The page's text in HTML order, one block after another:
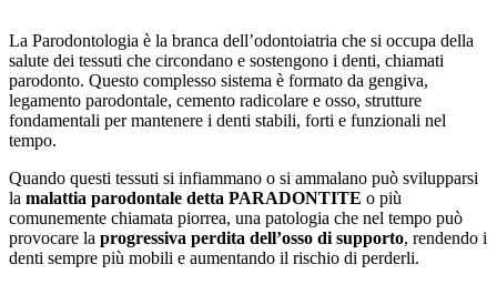
La Parodontologia è la branca dell’odontoiatria che si occupa della
salute dei tessuti che circondano e sostengono i denti, chiamati
parodonto. Questo complesso sistema è formato da gengiva,
legamento parodontale, cemento radicolare e osso, strutture
fondamentali per mantenere i denti stabili, forti e funzionali nel
tempo.
Quando questi tessuti si infiammano o si ammalano può svilupparsi
la malattia parodontale detta PARADONTITE o più
comunemente chiamata piorrea, una patologia che nel tempo può
provocare la progressiva perdita dell’osso di supporto, rendendo i
denti sempre più mobili e aumentando il rischio di perderli.